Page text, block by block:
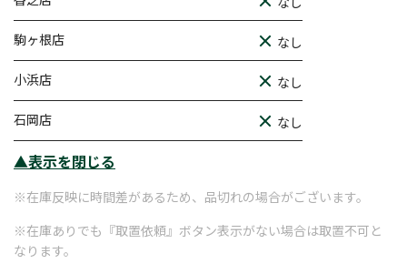
駒ヶ根店 なし
小浜店 なし
石岡店 なし
▲表示を閉じる
※在庫反映に時間差があるため、品切れの場合がございます。
※在庫ありでも『取置依頼』ボタン表示がない場合は取置不可と
なります。